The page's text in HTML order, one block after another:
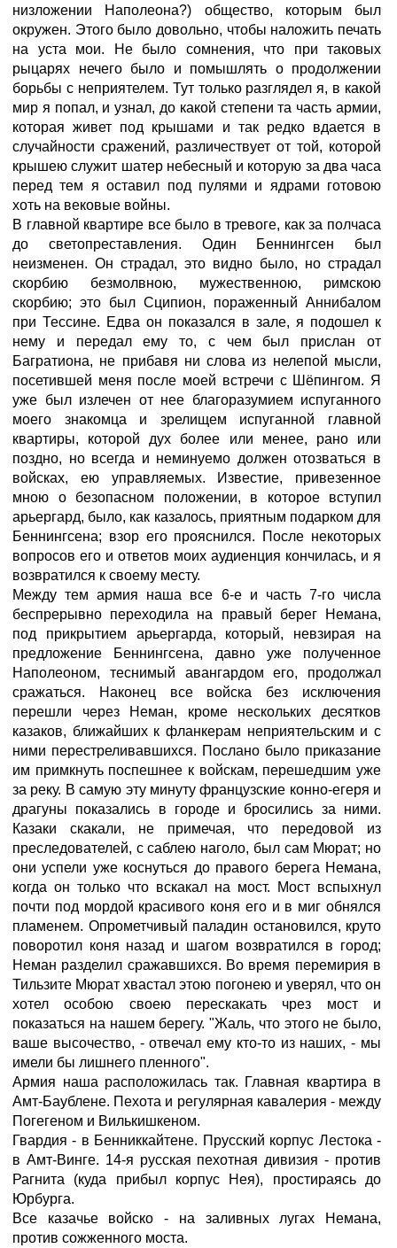
низложении Наполеона?) общество, которым был
окружен. Этого было довольно, чтобы наложить печать
на уста мои. Не было сомнения, что при таковых
рыцарях нечего было и помышлять о продолжении
борьбы с неприятелем. Тут только разглядел я, в какой
мир я попал, и узнал, до какой степени та часть армии,
которая живет под крышами и так редко вдается в
случайности сражений, различествует от той, которой
крышею служит шатер небесный и которую за два часа
перед тем я оставил под пулями и ядрами готовою
хоть на вековые войны.
В главной квартире все было в тревоге, как за полчаса
до светопреставления. Один Беннингсен был
неизменен. Он страдал, это видно было, но страдал
скорбию безмолвною, мужественною, римскою
скорбию; это был Сципион, пораженный Аннибалом
при Тессине. Едва он показался в зале, я подошел к
нему и передал ему то, с чем был прислан от
Багратиона, не прибавя ни слова из нелепой мысли,
посетившей меня после моей встречи с Шёпингом. Я
уже был излечен от нее благоразумием испуганного
моего знакомца и зрелищем испуганной главной
квартиры, которой дух более или менее, рано или
поздно, но всегда и неминуемо должен отозваться в
войсках, ею управляемых. Известие, привезенное
мною о безопасном положении, в которое вступил
арьергард, было, как казалось, приятным подарком для
Беннингсена; взор его прояснился. После некоторых
вопросов его и ответов моих аудиенция кончилась, и я
возвратился к своему месту.
Между тем армия наша все 6-е и часть 7-го числа
беспрерывно переходила на правый берег Немана,
под прикрытием арьергарда, который, невзирая на
предложение Беннингсена, давно уже полученное
Наполеоном, теснимый авангардом его, продолжал
сражаться. Наконец все войска без исключения
перешли через Неман, кроме нескольких десятков
казаков, ближайших к фланкерам неприятельским и с
ними перестреливавшихся. Послано было приказание
им примкнуть поспешнее к войскам, перешедшим уже
за реку. В самую эту минуту французские конно-егеря и
драгуны показались в городе и бросились за ними.
Казаки скакали, не примечая, что передовой из
преследователей, с саблею наголо, был сам Мюрат; но
они успели уже коснуться до правого берега Немана,
когда он только что вскакал на мост. Мост вспыхнул
почти под мордой красивого коня его и в миг обнялся
пламенем. Опрометчивый паладин остановился, круто
поворотил коня назад и шагом возвратился в город;
Неман разделил сражавшихся. Во время перемирия в
Тильзите Мюрат хвастал этою погонею и уверял, что он
хотел особою своею перескакать чрез мост и
показаться на нашем берегу. "Жаль, что этого не было,
ваше высочество, - отвечал ему кто-то из наших, - мы
имели бы лишнего пленного".
Армия наша расположилась так. Главная квартира в
Амт-Баублене. Пехота и регулярная кавалерия - между
Погегеном и Вилькишкеном.
Гвардия - в Бенниккайтене. Прусский корпус Лестока -
в Амт-Винге. 14-я русская пехотная дивизия - против
Рагнита (куда прибыл корпус Нея), простираясь до
Юрбурга.
Все казачье войско - на заливных лугах Немана,
против сожженного моста.